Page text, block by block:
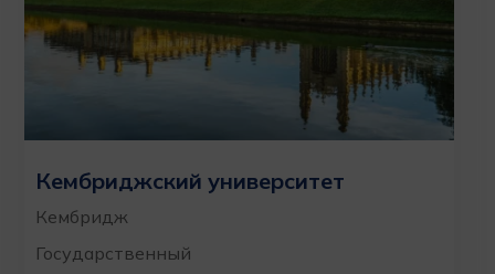
Кембриджский университет
Кембридж
Государственный